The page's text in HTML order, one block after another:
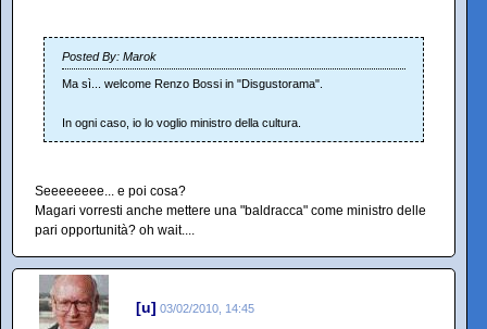
Posted By: Marok
Ma sì... welcome Renzo Bossi in "Disgustorama".
In ogni caso, io lo voglio ministro della cultura.
Seeeeeeee... e poi cosa?
Magari vorresti anche mettere una "baldracca" come ministro delle
pari opportunità? oh wait....
[u] 03/02/2010, 14:45